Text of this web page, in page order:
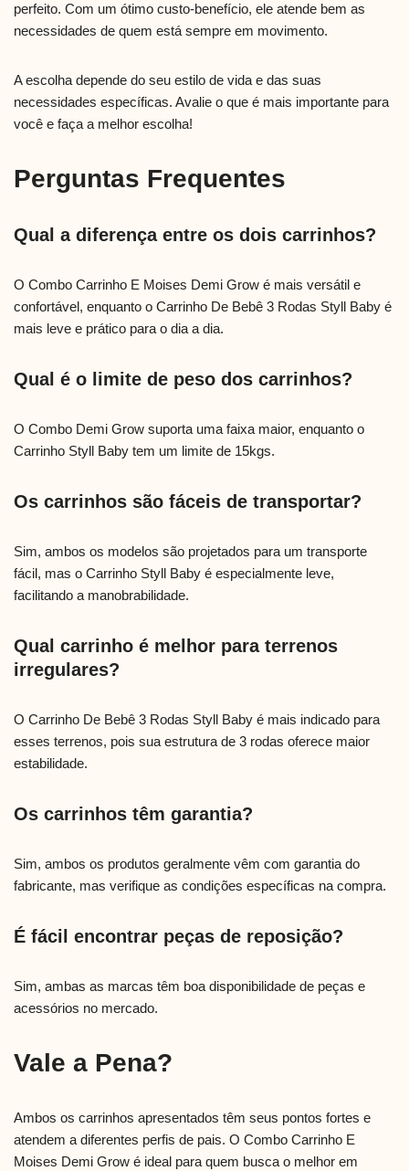
perfeito. Com um ótimo custo-benefício, ele atende bem as
necessidades de quem está sempre em movimento.
A escolha depende do seu estilo de vida e das suas
necessidades específicas. Avalie o que é mais importante para
você e faça a melhor escolha!
Perguntas Frequentes
Qual a diferença entre os dois carrinhos?
O Combo Carrinho E Moises Demi Grow é mais versátil e
confortável, enquanto o Carrinho De Bebê 3 Rodas Styll Baby é
mais leve e prático para o dia a dia.
Qual é o limite de peso dos carrinhos?
O Combo Demi Grow suporta uma faixa maior, enquanto o
Carrinho Styll Baby tem um limite de 15kgs.
Os carrinhos são fáceis de transportar?
Sim, ambos os modelos são projetados para um transporte
fácil, mas o Carrinho Styll Baby é especialmente leve,
facilitando a manobrabilidade.
Qual carrinho é melhor para terrenos
irregulares?
O Carrinho De Bebê 3 Rodas Styll Baby é mais indicado para
esses terrenos, pois sua estrutura de 3 rodas oferece maior
estabilidade.
Os carrinhos têm garantia?
Sim, ambos os produtos geralmente vêm com garantia do
fabricante, mas verifique as condições específicas na compra.
É fácil encontrar peças de reposição?
Sim, ambas as marcas têm boa disponibilidade de peças e
acessórios no mercado.
Vale a Pena?
Ambos os carrinhos apresentados têm seus pontos fortes e
atendem a diferentes perfis de pais. O Combo Carrinho E
Moises Demi Grow é ideal para quem busca o melhor em